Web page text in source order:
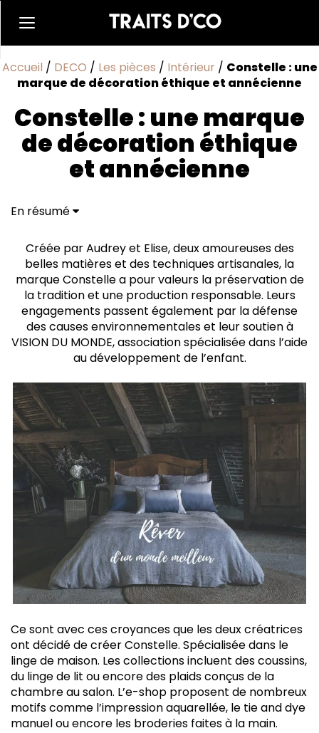
Accueil / DECO / Les pièces / Intérieur / Constelle : une
marque de décoration éthique et annécienne
Constelle : une marque
de décoration éthique
et annécienne
En résumé
Créée par Audrey et Elise, deux amoureuses des
belles matières et des techniques artisanales, la
marque Constelle a pour valeurs la préservation de
la tradition et une production responsable. Leurs
engagements passent également par la défense
des causes environnementales et leur soutien à
VISION DU MONDE, association spécialisée dans l’aide
au développement de l’enfant.
Ce sont avec ces croyances que les deux créatrices
ont décidé de créer Constelle. Spécialisée dans le
linge de maison. Les collections incluent des coussins,
du linge de lit ou encore des plaids conçus de la
chambre au salon. L’e-shop proposent de nombreux
motifs comme l’impression aquarellée, le tie and dye
manuel ou encore les broderies faites à la main.